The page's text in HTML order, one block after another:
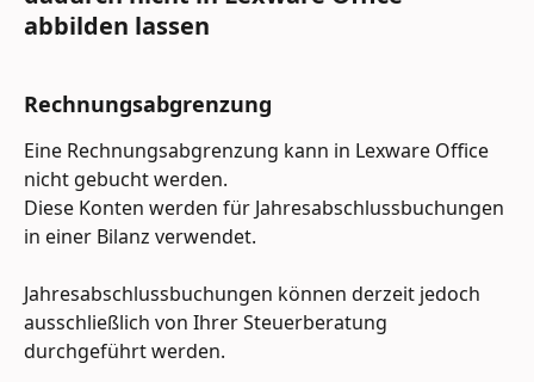
abbilden lassen
Rechnungsabgrenzung
Eine Rechnungsabgrenzung kann in Lexware Office
nicht gebucht werden.
Diese Konten werden für Jahresabschlussbuchungen
in einer Bilanz verwendet.
Jahresabschlussbuchungen können derzeit jedoch
ausschließlich von Ihrer Steuerberatung
durchgeführt werden.